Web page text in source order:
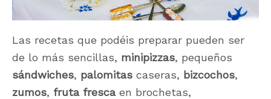
Las recetas que podéis preparar pueden ser
de lo más sencillas, minipizzas, pequeños
sándwiches, palomitas caseras, bizcochos,
zumos, fruta frescaen brochetas,